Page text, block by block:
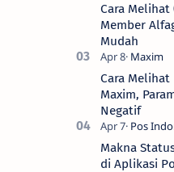
Cara
Member
Mudah
Cara
Maxim,
Negatif
Makna
di Aplikasi